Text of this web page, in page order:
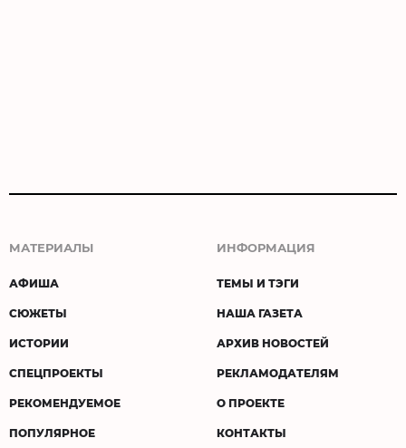
МАТЕРИАЛЫ
АФИША
СЮЖЕТЫ
ИСТОРИИ
СПЕЦПРОЕКТЫ
РЕКОМЕНДУЕМОЕ
ПОПУЛЯРНОЕ
ИНФОРМАЦИЯ
ТЕМЫ И ТЭГИ
НАША ГАЗЕТА
АРХИВ НОВОСТЕЙ
РЕКЛАМОДАТЕЛЯМ
О ПРОЕКТЕ
КОНТАКТЫ